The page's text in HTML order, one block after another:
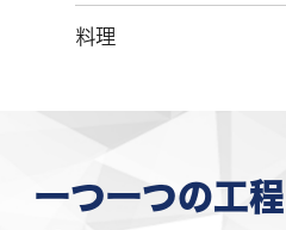
料理
一つ一つの工